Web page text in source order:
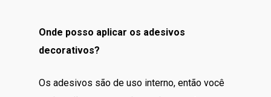
Onde posso aplicar os adesivos
decorativos?
Os adesivos são de uso interno, então você